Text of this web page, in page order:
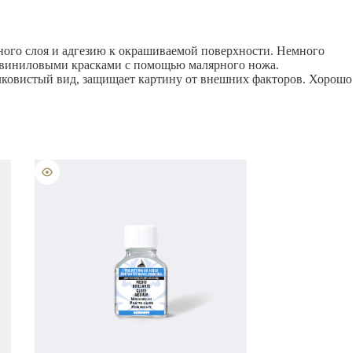
слоя и адгезию к окрашиваемой поверхности. Немного
виниловыми красками с помощью малярного ножа.
вид, защищает картину от внешних факторов. Хорошо